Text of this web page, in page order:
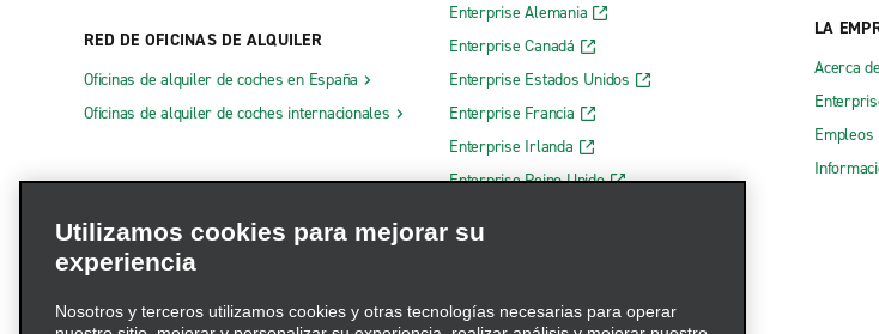
RED DE OFICINAS DE ALQUILER
Oficinas de alquiler de coches en España
Oficinas de alquiler de coches internacionales
Enterprise Alemania
Enterprise Canadá
Enterprise Estados Unidos
Enterprise Francia
Enterprise Irlanda
Enterprise Reino Unido
LA
Acerca
Empleos
Utilizamos cookies para mejorar su
experiencia
Nosotros y terceros utilizamos cookies y otras tecnologías necesarias para operar